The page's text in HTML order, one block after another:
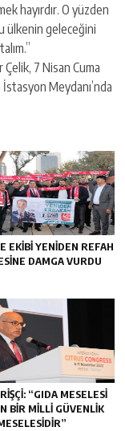
hayırdır. O yüzden
ülkenin geleceğini
7 Nisan Cuma
Meydanı’nda
EKİBİ YENİDEN REFAH
DAMGA VURDU
“GIDA MESELESİ
BİR MİLLİ GÜVENLİK